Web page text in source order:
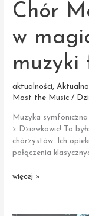
Chór
w
muzyki
aktualności,
Most the Music /
Muzyka symfoniczna
z Dziewkowic! To
chórzystów. Ich
połączenia
Chór
więcej »